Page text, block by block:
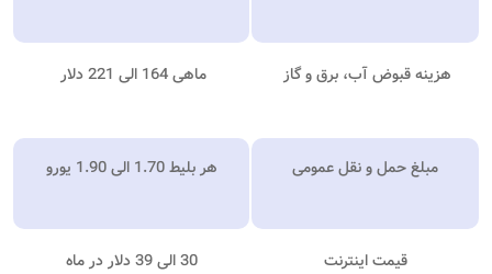
هزینه قبوض آب، برق و گاز ماهی 164 الی 221 دلار
مبلغ حمل و نقل عمومی هر بلیط 1.70 الی 1.90 یورو
قیمت اینترنت 30 الی 39 دلار در ماه